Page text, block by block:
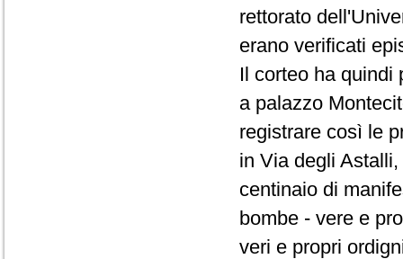
rettorato
erano verificati
Il corteo ha quindi
a palazzo
registrare così le
in Via degli
centinaio di
bombe - vere e
veri e propri